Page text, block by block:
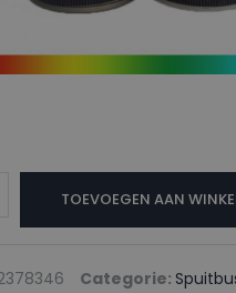
TOEVOEGEN AAN
Categorie: